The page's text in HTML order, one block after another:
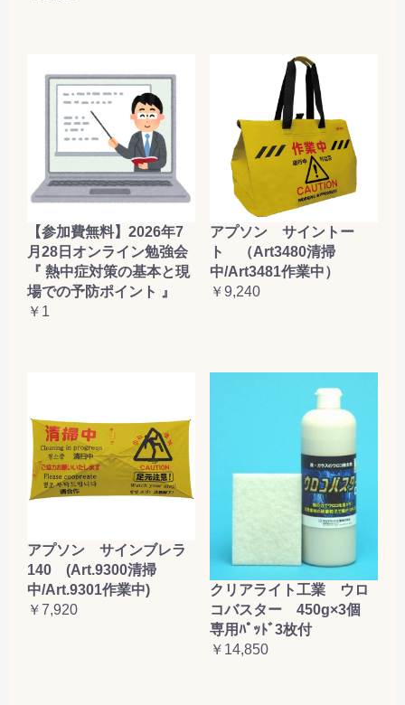
【参加費無料】2026年7
月28日オンライン勉強会
『 熱中症対策の基本と現
場での予防ポイント 』
￥1
アプソン サイントー
ト （Art3480清掃
中/Art3481作業中）
￥9,240
アプソン サインブレラ
140 (Art.9300清掃
中/Art.9301作業中)
￥7,920
クリアライト工業 ウロ
コバスター 450g×3個
専用ﾊﾟｯﾄﾞ3枚付
￥14,850